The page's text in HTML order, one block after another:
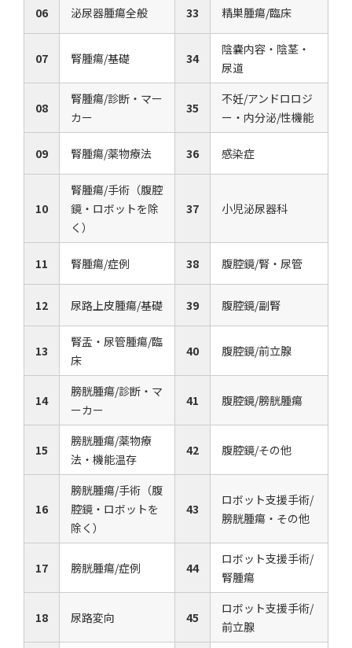
06 泌尿器腫瘍全般 33 精巣腫瘍/臨床
07 腎腫瘍/基礎 34
陰嚢内容・陰茎・
尿道
08
腎腫瘍/診断・マー
カー
35
不妊/アンドロロジ
ー・内分泌/性機能
09 腎腫瘍/薬物療法 36 感染症
10
腎腫瘍/手術（腹腔
鏡・ロボットを除
く）
37 小児泌尿器科
11 腎腫瘍/症例 38 腹腔鏡/腎・尿管
12 尿路上皮腫瘍/基礎 39 腹腔鏡/副腎
13
腎盂・尿管腫瘍/臨
床
40 腹腔鏡/前立腺
14
膀胱腫瘍/診断・マ
ーカー
41 腹腔鏡/膀胱腫瘍
15
膀胱腫瘍/薬物療
法・機能温存
42 腹腔鏡/その他
16
膀胱腫瘍/手術（腹
腔鏡・ロボットを
除く）
43
ロボット支援手術/
膀胱腫瘍・その他
17 膀胱腫瘍/症例 44
ロボット支援手術/
腎腫瘍
18 尿路変向 45
ロボット支援手術/
前立腺